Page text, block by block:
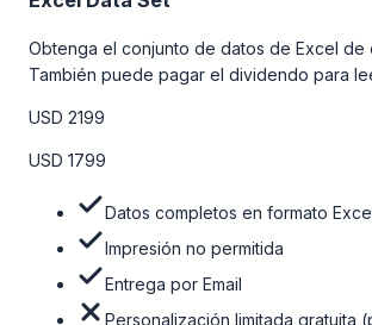
Obtenga el conjunto de datos de Excel de
También puede pagar el dividendo para
la tabla de precios a continuación.
USD 2199
USD 1799
Datos completos en formato
Impresión no permitida
Entrega por Email
Personalización limitada gratuita